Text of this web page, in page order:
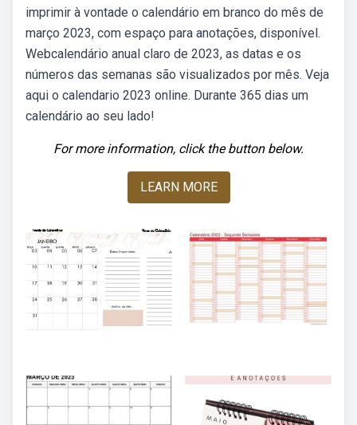
imprimir à vontade o calendário em branco do mês de
março 2023, com espaço para anotações, disponível.
Webcalendário anual claro de 2023, as datas e os
números das semanas são visualizados por mês. Veja
aqui o calendario 2023 online. Durante 365 dias um
calendário ao seu lado!
For more information, click the button below.
LEARN MORE